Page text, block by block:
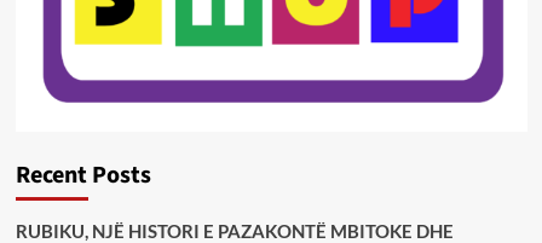
Recent Posts
RUBIKU, NJË HISTORI E PAZAKONTË MBITOKE DHE